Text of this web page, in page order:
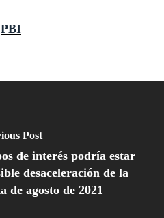
PBI
Post
de interés podría estar
desaceleración de la
de agosto de 2021